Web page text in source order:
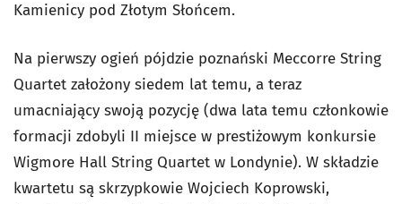
Kamienicy pod Złotym Słońcem.
Na pierwszy ogień pójdzie poznański Meccorre String
Quartet założony siedem lat temu, a teraz
umacniający swoją pozycję (dwa lata temu członkowie
formacji zdobyli II miejsce w prestiżowym konkursie
Wigmore Hall String Quartet w Londynie). W składzie
kwartetu są skrzypkowie Wojciech Koprowski,